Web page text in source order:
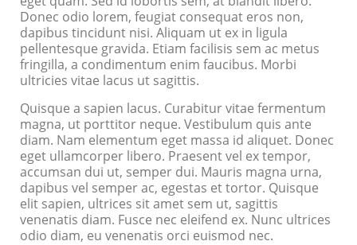
Donec odio lorem, feugiat consequat eros non,
dapibus tincidunt nisi. Aliquam ut ex in ligula
pellentesque gravida. Etiam facilisis sem ac metus
fringilla, a condimentum enim faucibus. Morbi
ultricies vitae lacus ut sagittis.
Quisque a sapien lacus. Curabitur vitae fermentum
magna, ut porttitor neque. Vestibulum quis ante
diam. Nam elementum eget massa id aliquet. Donec
eget ullamcorper libero. Praesent vel ex tempor,
accumsan dui ut, semper dui. Mauris magna urna,
dapibus vel semper ac, egestas et tortor. Quisque
elit sapien, ultrices sit amet sem ut, sagittis
venenatis diam. Fusce nec eleifend ex. Nunc ultrices
odio diam, eu venenatis orci euismod nec.